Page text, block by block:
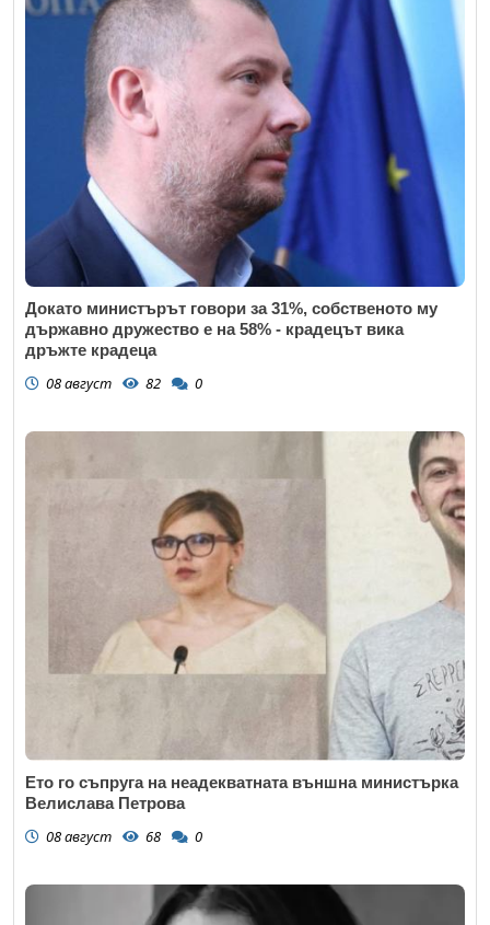
Докато министърът говори за 31%, собственото му
държавно дружество е на 58% - крадецът вика
дръжте крадеца
08 август 82 0
Ето го съпруга на неадекватната външна министърка
Велислава Петрова
08 август 68 0